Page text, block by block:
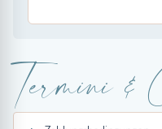
Termini &